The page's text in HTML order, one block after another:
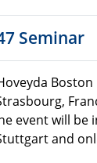
Talks
Kolloquium
translation:
to
Seminar
Boston
France
event will be
and